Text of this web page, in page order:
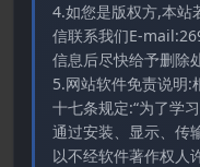
4.如您是版权方,本站
信联系我们E-
信息后尽快给予删除
5.网站软件免责说明:
十七条规定:“为了学
通过安装、显示、传
以不经软件著作权人